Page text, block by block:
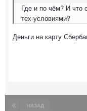
Где и по чём? И что
тех-условиями?
Деньги на карту
НАЗАД